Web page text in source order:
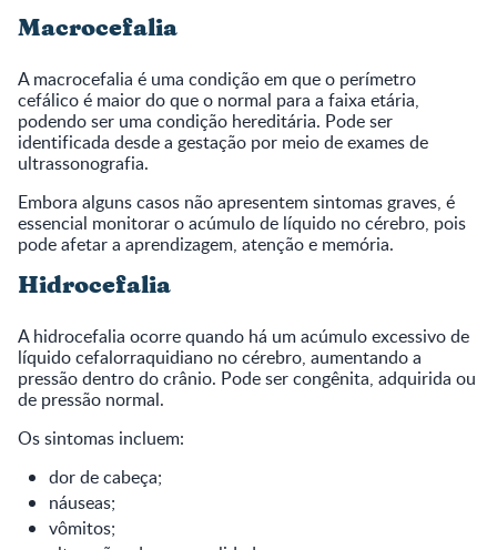
Macrocefalia
A macrocefalia é uma condição em que o perímetro
cefálico é maior do que o normal para a faixa etária,
podendo ser uma condição hereditária. Pode ser
identificada desde a gestação por meio de exames de
ultrassonografia.
Embora alguns casos não apresentem sintomas graves, é
essencial monitorar o acúmulo de líquido no cérebro, pois
pode afetar a aprendizagem, atenção e memória.
Hidrocefalia
A hidrocefalia ocorre quando há um acúmulo excessivo de
líquido cefalorraquidiano no cérebro, aumentando a
pressão dentro do crânio. Pode ser congênita, adquirida ou
de pressão normal.
Os sintomas incluem:
dor de cabeça;
náuseas;
vômitos;